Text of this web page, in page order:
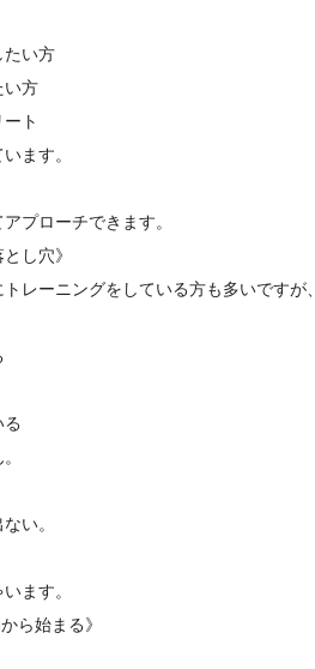
たい方
い方
ト
ます。
プローチできます。
し穴》
レーニングをしている方も多いですが、
る
い。
ます。
ら始まる》